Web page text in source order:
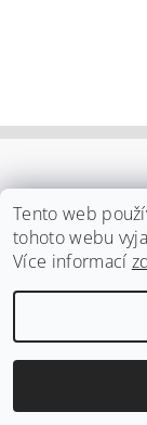
2026 © HASPA
Tento web
tohoto webu
Více informací